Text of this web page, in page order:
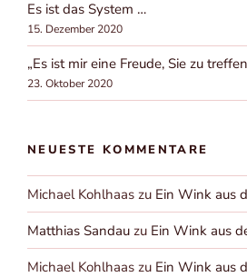
Es ist das System …
15. Dezember 2020
„Es ist mir eine Freude, Sie zu
23. Oktober 2020
NEUESTE KOMMENTARE
Michael Kohlhaas zu Ein Wink aus
Matthias Sandau zu Ein Wink aus
Michael Kohlhaas zu Ein Wink aus